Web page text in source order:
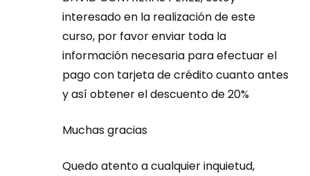
interesado en la realización de este
curso, por favor enviar toda la
información necesaria para efectuar el
pago con tarjeta de crédito cuanto antes
y así obtener el descuento de 20%
Muchas gracias
Quedo atento a cualquier inquietud,